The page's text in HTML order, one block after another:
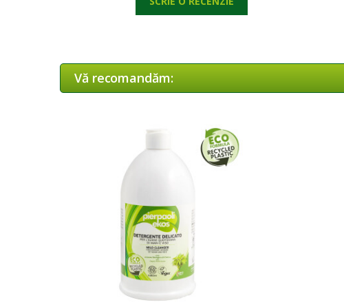
Vă recomandăm: